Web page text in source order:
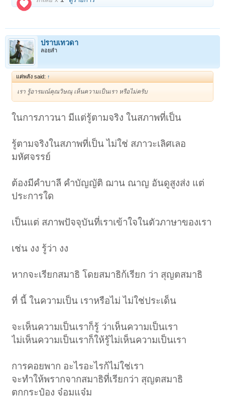
ปราบเทวดา
ลอยลำ
แค่พลัง said: ↑
เรา รู้อารมณ์คุณวิษณุ เห็นความเป็นเรา หรือไม่ครับ
ในการภาวนา มีแต่รู้ตามจริง ในสภาพที่เป็น
รู้ตามจริงในสภาพที่เป็น ไม่ใช่ สภาวะเลิศเลอ
มหัศจรรย์
ต้องมีคำบาลี คำบัญญัติ ฌาน ณาญ อันดูสูงส่ง แต่
ประการใด
เป็นแต่ สภาพปัจจุบันที่เราเข้าใจในตัวภาษาของเรา
เช่น งง รู้ว่า งง
หากจะเรียกสมาธิ โดยสมาธิก้เรียก ว่า สุญตสมาธิ
ที่ นี้ ในความเป็น เราหรือไม่ ไม่ใช่ประเด็น
จะเห็นความเป็นเราก็รู้ ว่าเห็นความเป็นเรา
ไม่เห็นความเป็นเราก็ให้รู้ไม่เห็นความเป็นเรา
การคอยพาก อะไรอะไรก้ไม่ใช่เรา
จะทำให้พรากจากสมาธิที่เรียกว่า สุญตสมาธิ
ตกกระป๋อง จ๋อมแจ๋ม